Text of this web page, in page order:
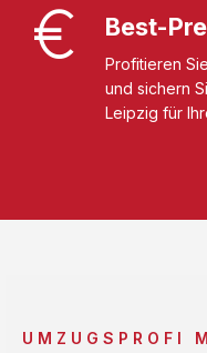
Best-
Profitieren
und sichern
Leipzig für
UMZUGSPROFI